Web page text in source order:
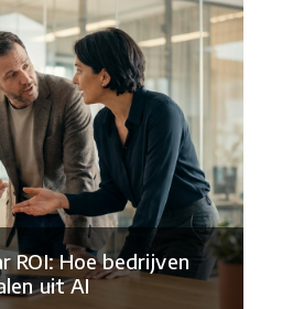
ROI: Hoe bedrijven
uit AI